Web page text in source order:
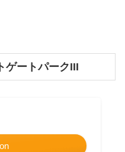
ゲートパークIII